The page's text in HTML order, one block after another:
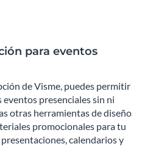
para eventos
de Visme, puedes permitir
presenciales sin ni
otras herramientas de diseño
promocionales para tu
calendarios y